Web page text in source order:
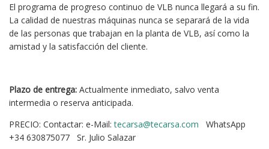
El programa de progreso continuo de VLB nunca llegará a su fin.
La calidad de nuestras máquinas nunca se separará de la vida
de las personas que trabajan en la planta de VLB, así como la
amistad y la satisfacción del cliente.
Plazo de entrega: Actualmente inmediato, salvo venta
intermedia o reserva anticipada.
PRECIO: Contactar: e-Mail:tecarsa@tecarsa.com WhatsApp
+34 630875077 Sr. Julio Salazar